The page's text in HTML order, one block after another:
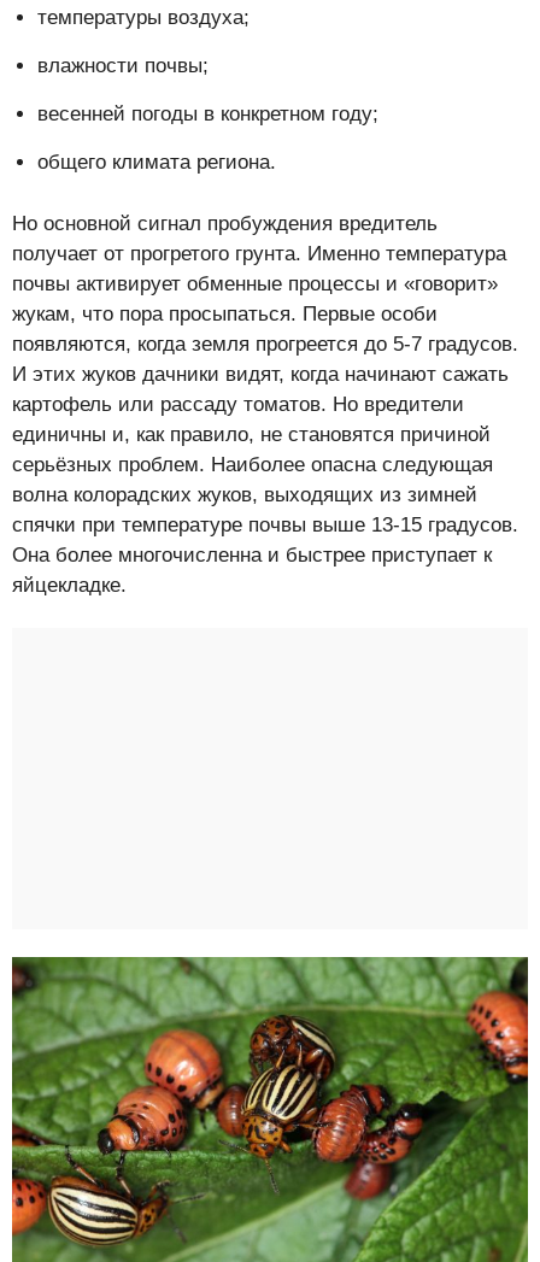
температуры воздуха;
влажности почвы;
весенней погоды в конкретном году;
общего климата региона.
Но основной сигнал пробуждения вредитель
получает от прогретого грунта. Именно температура
почвы активирует обменные процессы и «говорит»
жукам, что пора просыпаться. Первые особи
появляются, когда земля прогреется до 5-7 градусов.
И этих жуков дачники видят, когда начинают сажать
картофель или рассаду томатов. Но вредители
единичны и, как правило, не становятся причиной
серьёзных проблем. Наиболее опасна следующая
волна колорадских жуков, выходящих из зимней
спячки при температуре почвы выше 13-15 градусов.
Она более многочисленна и быстрее приступает к
яйцекладке.